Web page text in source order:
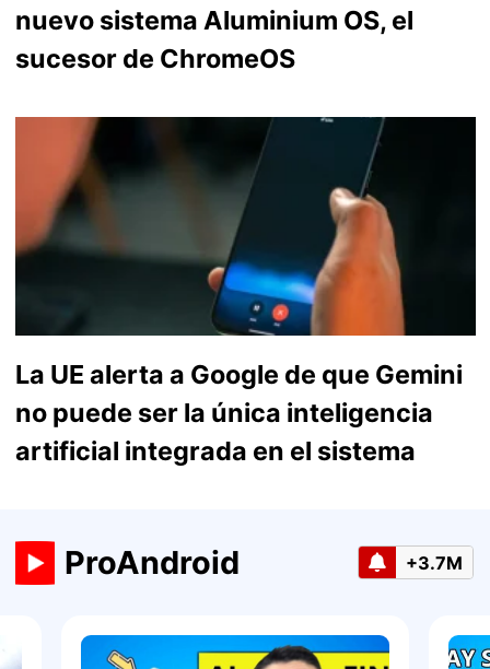
nuevo sistema Aluminium OS, el
sucesor de ChromeOS
La UE alerta a Google de que Gemini
no puede ser la única inteligencia
artificial integrada en el sistema
ProAndroid +3.7M